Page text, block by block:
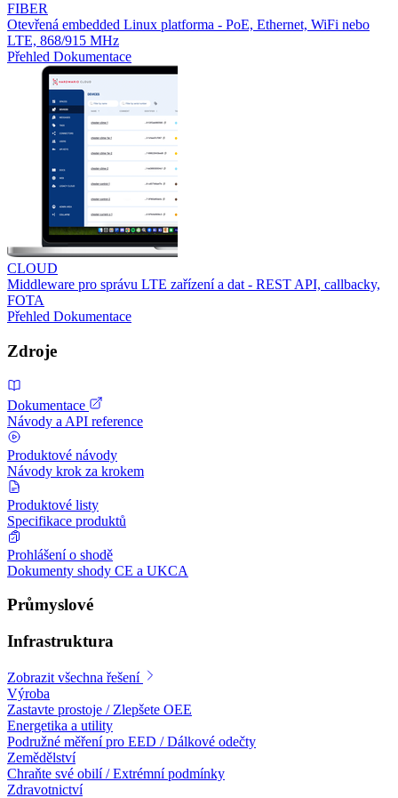
FIBER
Otevřená embedded Linux platforma - PoE, Ethernet, WiFi nebo
LTE, 868/915 MHz
Přehled Dokumentace
CLOUD
Middleware pro správu LTE zařízení a dat - REST API, callbacky,
FOTA
Přehled Dokumentace
Zdroje
Dokumentace
Návody a API reference
Produktové návody
Návody krok za krokem
Produktové listy
Specifikace produktů
Prohlášení o shodě
Dokumenty shody CE a UKCA
Průmyslové
Infrastruktura
Zobrazit všechna řešení
Výroba
Zastavte prostoje / Zlepšete OEE
Energetika a utility
Podružné měření pro EED / Dálkové odečty
Zemědělství
Chraňte své obilí / Extrémní podmínky
Zdravotnictví